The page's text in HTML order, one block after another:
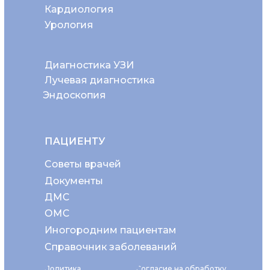
Диагностика УЗИ
Эндоскопия
Кардиология
Урология
Лучевая диагностика
ПАЦИЕНТУ
Советы врачей
ОМС
Документы
ДМС
Иногородним пациентам
Справочник заболеваний